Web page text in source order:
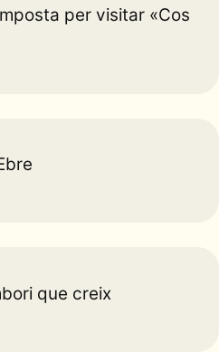
per visitar «Cos
que creix